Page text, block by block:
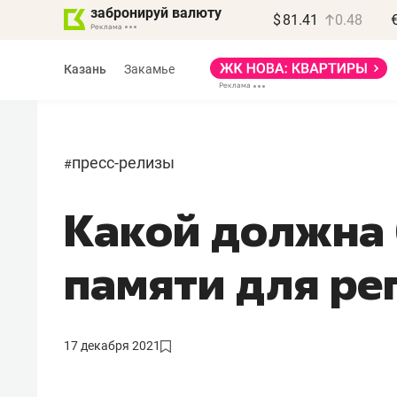
забронируй валюту $ 81.41 0.48
Казань Закамье
#пресс-релизы
Какой должна
памяти для
17 декабря 2021
Василь Мазитов
МАРТ
«Не зная местных